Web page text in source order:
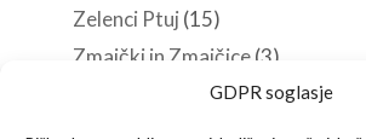
GDPR soglasje
Zelenci Ptuj (15)
Zmajčki in Zmajčice(3)
Stezosledci